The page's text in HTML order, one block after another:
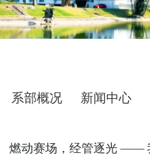
系部概况 新闻中心